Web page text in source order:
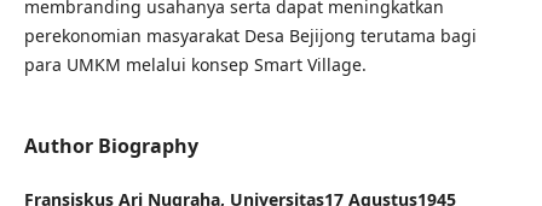
membranding usahanya serta dapat meningkatkan
perekonomian masyarakat Desa Bejijong terutama bagi
para UMKM melalui konsep Smart Village.
Author Biography
Fransiskus Ari Nugraha, Universitas17 Agustus1945